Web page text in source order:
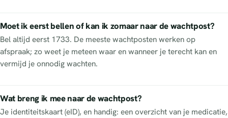
Moet ik eerst bellen of kan ik zomaar naar de wachtpost?
Bel altijd eerst 1733. De meeste wachtposten werken op
afspraak; zo weet je meteen waar en wanneer je terecht kan en
vermijd je onnodig wachten.
Wat breng ik mee naar de wachtpost?
Je identiteitskaart (eID), en handig: een overzicht van je medicatie,